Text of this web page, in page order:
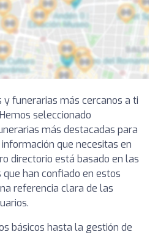
funerarias más cercanos a ti
seleccionado
más destacadas para
que necesitas en
directorio está basado en las
han confiado en estos
referencia clara de las
básicos hasta la gestión de